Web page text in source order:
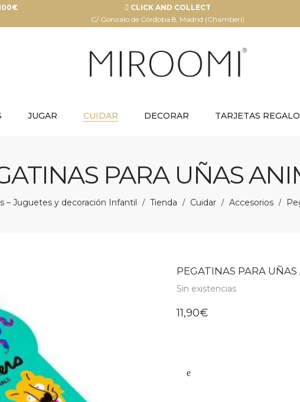
CLICK AND COLLECT
C/ Gonzalo de Córdoba 8, Madrid (Chamberí)
JUGAR CUIDAR DECORAR TARJETAS REGALO
PARA UÑAS
– Juguetes y decoración Infantil / Tienda / Cuidar / Accesorios /
PEGATINAS PARA
Sin existencias
11,90€